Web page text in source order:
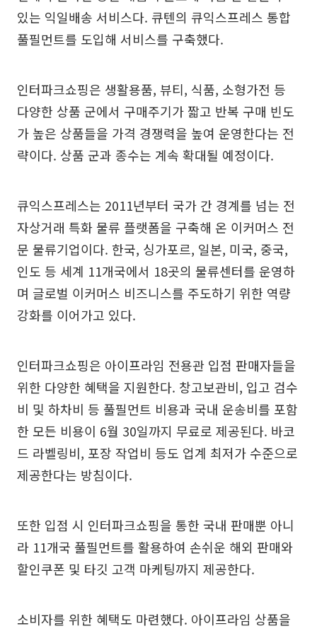
있는 익일배송 서비스다. 큐텐의 큐익스프레스 통합
풀필먼트를 도입해 서비스를 구축했다.
인터파크쇼핑은 생활용품, 뷰티, 식품, 소형가전 등
다양한 상품 군에서 구매주기가 짧고 반복 구매 빈도
가 높은 상품들을 가격 경쟁력을 높여 운영한다는 전
략이다. 상품 군과 종수는 계속 확대될 예정이다.
큐익스프레스는 2011년부터 국가 간 경계를 넘는 전
자상거래 특화 물류 플랫폼을 구축해 온 이커머스 전
문 물류기업이다. 한국, 싱가포르, 일본, 미국, 중국,
인도 등 세계 11개국에서 18곳의 물류센터를 운영하
며 글로벌 이커머스 비즈니스를 주도하기 위한 역량
강화를 이어가고 있다.
인터파크쇼핑은 아이프라임 전용관 입점 판매자들을
위한 다양한 혜택을 지원한다. 창고보관비, 입고 검수
비 및 하차비 등 풀필먼트 비용과 국내 운송비를 포함
한 모든 비용이 6월 30일까지 무료로 제공된다. 바코
드 라벨링비, 포장 작업비 등도 업계 최저가 수준으로
제공한다는 방침이다.
또한 입점 시 인터파크쇼핑을 통한 국내 판매뿐 아니
라 11개국 풀필먼트를 활용하여 손쉬운 해외 판매와
할인쿠폰 및 타깃 고객 마케팅까지 제공한다.
소비자를 위한 혜택도 마련했다. 아이프라임 상품을